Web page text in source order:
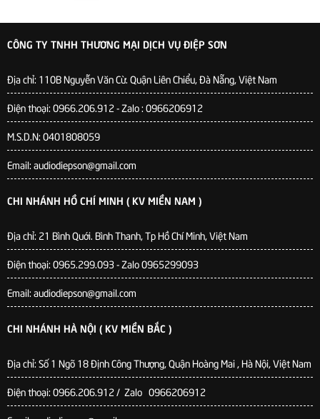
CÔNG TY TNHH THƯƠNG MẠI DỊCH VỤ ĐIỆP SƠN
Địa chỉ: 110B Nguyễn Văn Cừ. Quận Liên Chiểu, Đà Nẵng, Việt Nam
Điện thoại: 0966.206.912 - Zalo : 0966206912
M.S.D.N: 0401808059
Email: audiodiepson@gmail.com
CHI NHÁNH HỒ CHÍ MINH ( KV MIỀN NAM )
Địa chỉ: 21 Bình Quới. Bình Thanh, Tp Hồ Chí Minh, Việt Nam
Điện thoại: 0965.299.093 - Zalo 0965299093
Email: audiodiepson@gmail.com
CHI NHÁNH HÀ NỘI ( KV MIỀN BẮC )
Địa chỉ: Số 1 Ngõ 18 Định Công Thượng, Quận Hoàng Mai , Hà Nội, Việt Nam
Điện thoại: 0966.206.912 / Zalo 0966206912